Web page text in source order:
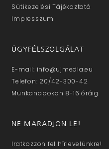
Sütikezelési Tájékoztató
Impresszum
ÜGYFÉLSZOLGÁLAT
E-mail: info@ujmedia.eu
Telefon: 20/42-300-42
Munkanapokon 8-16 óráig
NE MARADJON LE!
Iratkozzon fel hírlevelünkre!